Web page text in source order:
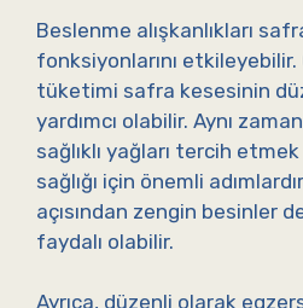
Beslenme alışkanlıkları
fonksiyonlarını
tüketimi safra kesesinin
yardımcı olabilir. Aynı
sağlıklı yağları tercih
sağlığı için önemli
açısından zengin besinler
faydalı olabilir.
Ayrıca, düzenli olarak